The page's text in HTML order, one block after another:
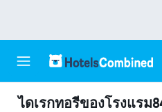
ไดเรกทอรีของโรงแรม